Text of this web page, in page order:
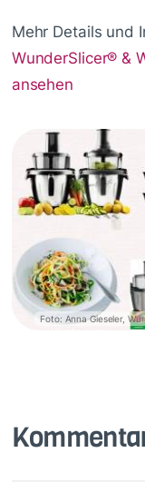
Mehr Details und
WunderSlicer® &
ansehen
Foto: Anna Gieseler,